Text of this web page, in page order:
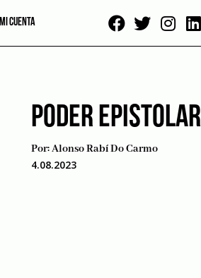
MI CUENTA
PODER EPISTOLAR
Por:Alonso Rabí Do Carmo
4.08.2023